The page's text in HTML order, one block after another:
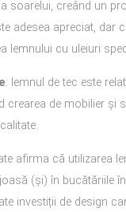
soarelui, creând un
adesea apreciat, dar
lemnului cu uleiuri
: lemnul de tec este
crearea de mobilier și
afirma că utilizarea
(și) în bucătăriile
investiții de design